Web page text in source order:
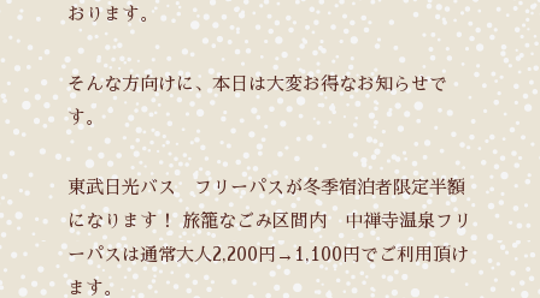
おります。
そんな方向けに、本日は大変お得なお知らせで
す。
東武日光バス フリーパスが冬季宿泊者限定半額
になります！ 旅籠なごみ区間内 中禅寺温泉フリ
ーパスは通常大人2,200円→1,100円でご利用頂け
ます。